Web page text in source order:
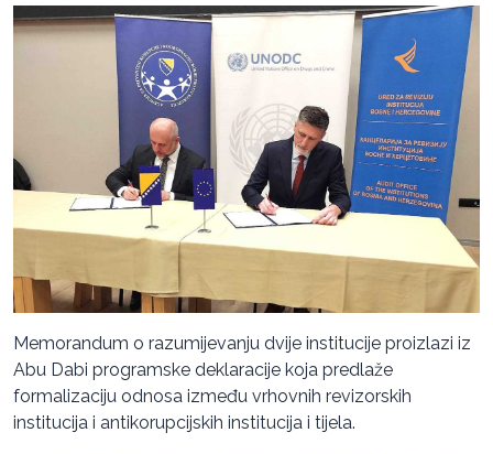
Memorandum o razumijevanju dvije institucije proizlazi iz
Abu Dabi programske deklaracije koja predlaže
formalizaciju odnosa između vrhovnih revizorskih
institucija i antikorupcijskih institucija i tijela.